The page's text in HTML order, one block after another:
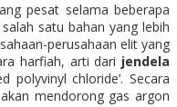
pesat selama beberapa
satu bahan yang lebih
perusahaan elit yang
harfiah, arti dari jendela
polyvinyl chloride’. Secara
mendorong gas argon